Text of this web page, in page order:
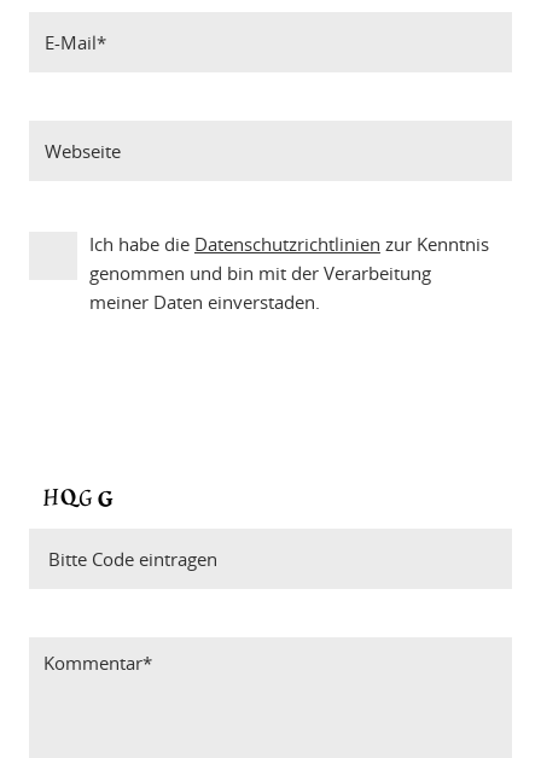
Ich habe die Datenschutzrichtlinien zur Kenntnis
genommen und bin mit der Verarbeitung
meiner Daten einverstaden.